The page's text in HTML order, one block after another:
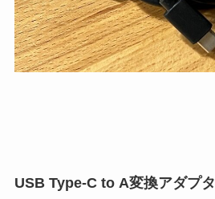
USB Type-C to A変換アダプタ